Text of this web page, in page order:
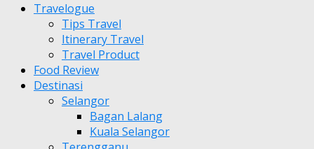
Travelogue
Tips Travel
Itinerary Travel
Travel Product
Food Review
Destinasi
Selangor
Bagan Lalang
Kuala Selangor